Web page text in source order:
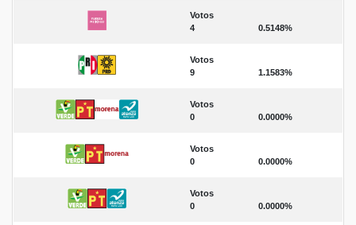
Votos
4
0.5148%
Votos
9
1.1583%
Votos
0
0.0000%
Votos
0
0.0000%
Votos
0
0.0000%